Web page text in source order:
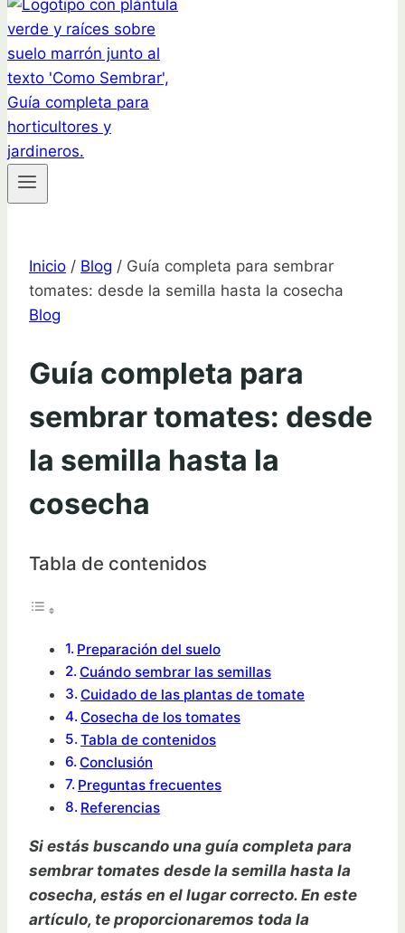
Inicio / Blog / Guía completa para sembrar
tomates: desde la semilla hasta la cosecha
Blog
Guía completa para
sembrar tomates: desde
la semilla hasta la
cosecha
Tabla de contenidos
Preparación del suelo
Cuándo sembrar las semillas
Cuidado de las plantas de tomate
Cosecha de los tomates
Tabla de contenidos
Conclusión
Preguntas frecuentes
Referencias
Si estás buscando una guía completa para
sembrar tomates desde la semilla hasta la
cosecha, estás en el lugar correcto. En este
artículo, te proporcionaremos toda la